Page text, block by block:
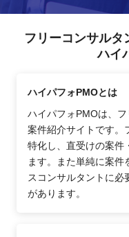
フリーコンサルタ
ハイ
ハイパフォPMOとは
ハイパフォPMOは、
案件紹介サイトです。
特化し、直受けの案件
ます。また単純に案
スコンサルタントに必
があります。